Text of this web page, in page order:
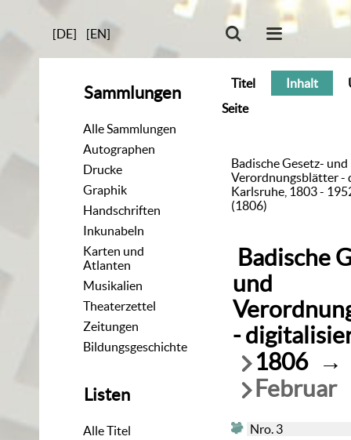
[DE] [EN]
Sammlungen
Alle Sammlungen
Autographen
Drucke
Graphik
Handschriften
Inkunabeln
Karten und
Atlanten
Musikalien
Theaterzettel
Zeitungen
Bildungsgeschichte
Listen
Alle Titel
Titel Inhalt
Seite
Badische Gesetz- und
Verordnungsblätter -
Karlsruhe, 1803 -
(1806)
Badische
und
-
1806 →
Februar
Nro. 3